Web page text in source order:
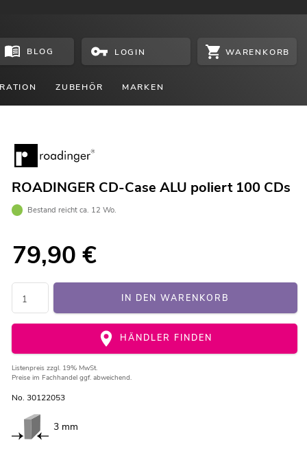
BLOG LOGIN WARENKORB
ZUBEHÖR MARKEN
ROADINGER CD-Case ALU poliert 100 CDs
Bestand reicht ca. 12 Wo.
79,90 €
IN DEN WARENKORB
HÄNDLER FINDEN
Listenpreis zzgl. 19% MwSt.
Preise im Fachhandel ggf. abweichend.
No. 30122053
3 mm